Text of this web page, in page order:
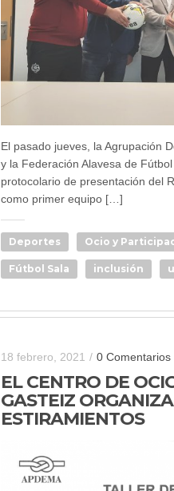
El pasado jueves, la Agrupación
y la Federación Alavesa de
protocolario de presentación del
como primer equipo […]
Deportes Ocio y
Fútbol Sala inclusión
18 febrero, 2021 / 0 Comentarios
EL CENTRO DE
GASTEIZ
ESTIRAMIENTOS